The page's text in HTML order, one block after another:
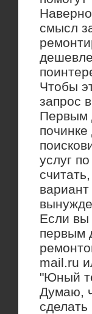
смысл
Чтοбы
запрос
Первым
услуг
Если вы
первым
mail.ru
"Юный
Думаю,